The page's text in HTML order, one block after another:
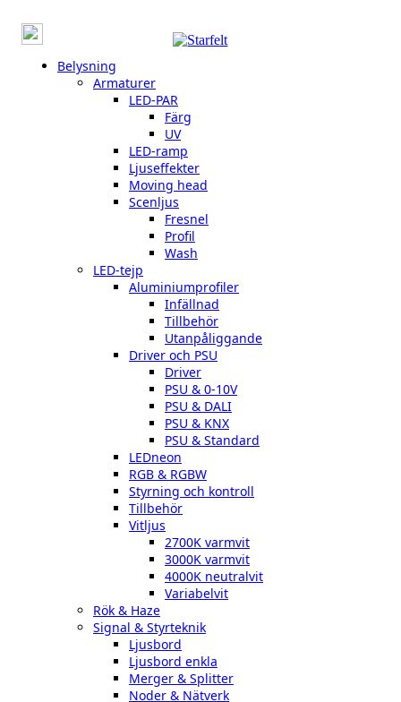
Belysning
Armaturer
LED-PAR
Färg
UV
LED-ramp
Ljuseffekter
Moving head
Scenljus
Fresnel
Profil
Wash
LED-tejp
Aluminiumprofiler
Infällnad
Tillbehör
Utanpåliggande
Driver och PSU
Driver
PSU & 0-10V
PSU & DALI
PSU & KNX
PSU & Standard
LEDneon
RGB & RGBW
Styrning och kontroll
Tillbehör
Vitljus
2700K varmvit
3000K varmvit
4000K neutralvit
Variabelvit
Rök & Haze
Signal & Styrteknik
Ljusbord
Ljusbord enkla
Merger & Splitter
Noder & Nätverk